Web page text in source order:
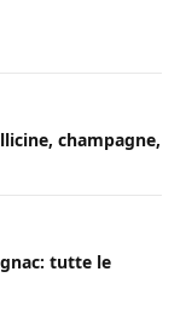
champagne,
tutte le